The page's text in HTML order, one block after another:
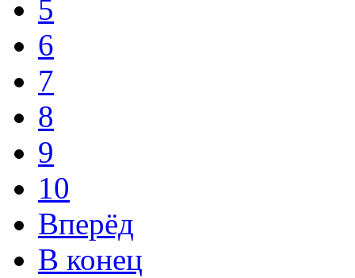
5
6
7
8
9
10
Вперёд
В конец